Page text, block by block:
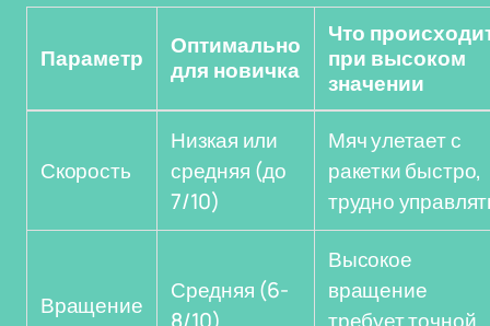
Параметр
Оптимально
для новичка
Что
при высоком
значении
Скорость
Низкая или
средняя (до
7/10)
Мяч улетает с
ракетки быстро,
трудно
Вращение
Средняя (6-
Высокое
вращение